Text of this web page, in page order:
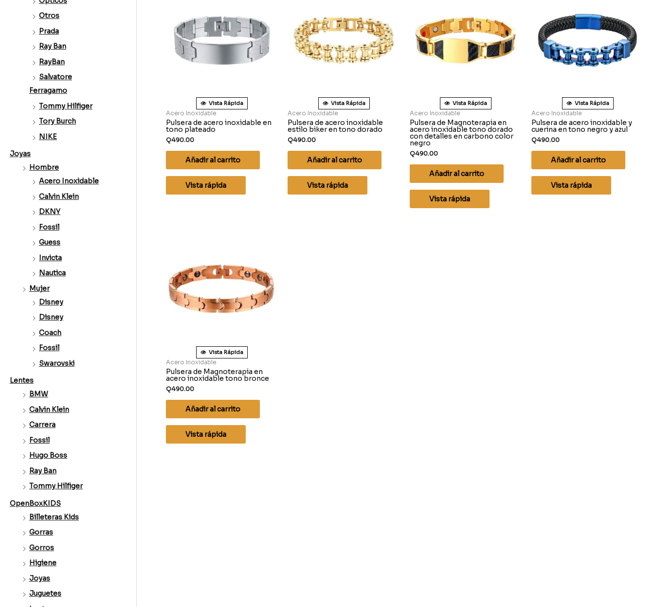
Otros
Prada
Ray Ban
RayBan
Salvatore
Ferragamo
Tommy Hilfiger
Tory Burch
NIKE
Joyas
Hombre
Acero Inoxidable
Calvin Klein
DKNY
Fossil
Guess
Invicta
Nautica
Mujer
Disney
Disney
Coach
Fossil
Swarovski
Lentes
BMW
Calvin Klein
Carrera
Fossil
Hugo Boss
Ray Ban
Tommy Hilfiger
OpenBoxKIDS
Billeteras Kids
Gorras
Gorros
Higiene
Joyas
Juguetes
Vista Rápida
Acero Inoxidable
Pulsera de acero inoxidable en
tono plateado
Q490.00
Añadir al carrito
Vista rápida
Vista Rápida
Acero Inoxidable
Pulsera de acero inoxidable
estilo biker en tono dorado
Q490.00
Añadir al carrito
Vista rápida
Vista Rápida
Acero Inoxidable
Pulsera de Magnoterapia en
acero inoxidable tono dorado
con detalles en carbono color
negro
Q490.00
Añadir al carrito
Vista rápida
Vista Rápida
Acero Inoxidable
Pulsera de acero inoxidable y
cuerina en tono negro y azul
Q490.00
Añadir al carrito
Vista rápida
Vista Rápida
Acero Inoxidable
Pulsera de Magnoterapia en
acero inoxidable tono bronce
Q490.00
Añadir al carrito
Vista rápida